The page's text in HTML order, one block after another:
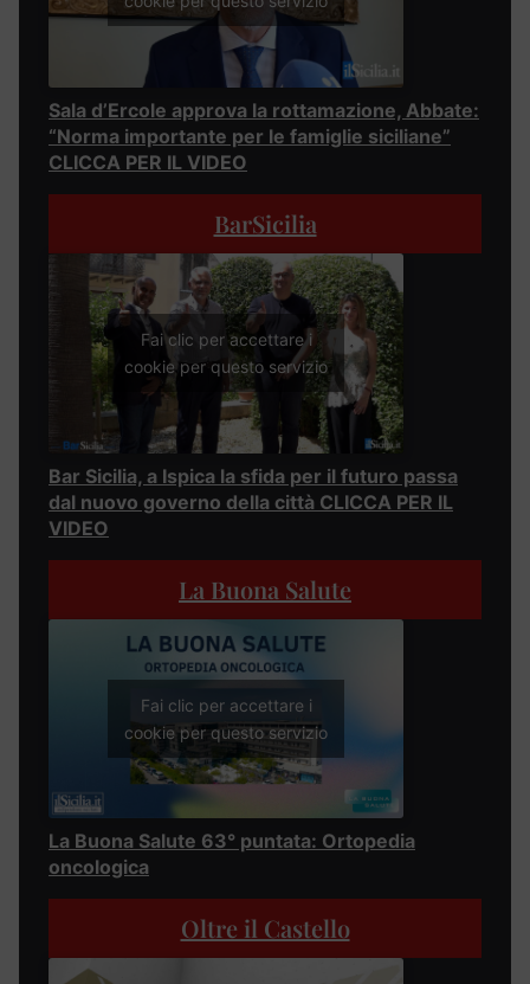
Sala d’Ercole approva la rottamazione, Abbate:
“Norma importante per le famiglie siciliane”
CLICCA PER IL VIDEO
BarSicilia
Fai clic per accettare i
cookie per questo servizio
Bar Sicilia, a Ispica la sfida per il futuro passa
dal nuovo governo della città CLICCA PER IL
VIDEO
La Buona Salute
Fai clic per accettare i
cookie per questo servizio
La Buona Salute 63° puntata: Ortopedia
oncologica
Oltre il Castello